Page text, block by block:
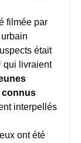
filmée par
était
qui livraient
connus
interpellés
ont été